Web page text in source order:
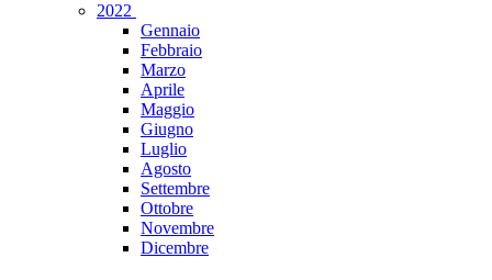
2022
Gennaio
Febbraio
Marzo
Aprile
Maggio
Giugno
Luglio
Agosto
Settembre
Ottobre
Novembre
Dicembre